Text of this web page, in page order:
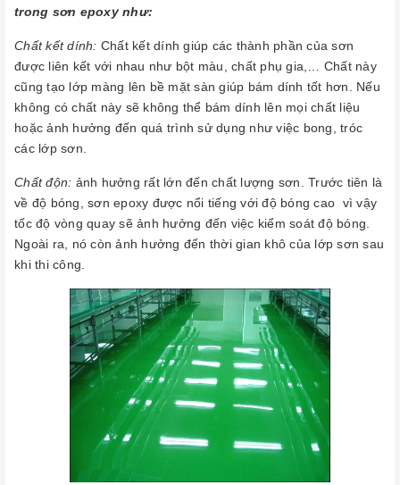
trong sơn epoxy như:
Chất kết dính: Chất kết dính giúp các thành phần của sơn
được liên kết với nhau như bột màu, chất phụ gia,… Chất này
cũng tạo lớp màng lên bề mặt sàn giúp bám dính tốt hơn. Nếu
không có chất này sẽ không thể bám dính lên mọi chất liệu
hoặc ảnh hưởng đến quá trình sử dụng như việc bong, tróc
các lớp sơn.
Chất độn: ảnh hưởng rất lớn đến chất lượng sơn. Trước tiên là
về độ bóng, sơn epoxy được nổi tiếng với độ bóng cao vì vậy
tốc độ vòng quay sẽ ảnh hưởng đến việc kiểm soát độ bóng.
Ngoài ra, nó còn ảnh hưởng đến thời gian khô của lớp sơn sau
khi thi công.